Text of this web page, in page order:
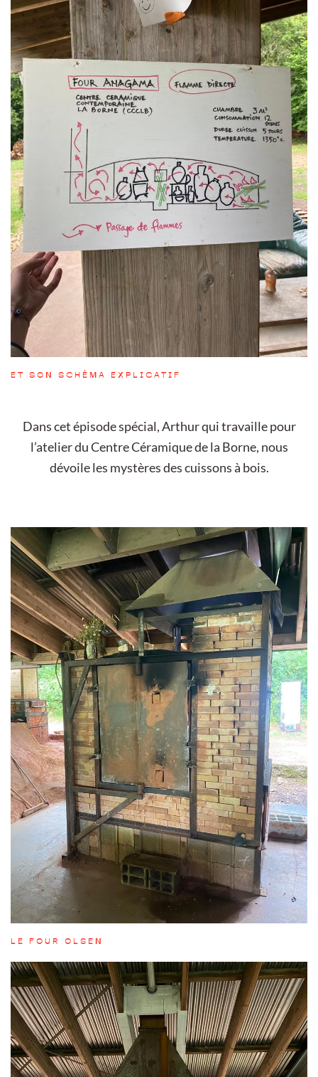
ET SON SCHÉMA EXPLICATIF
Dans cet épisode spécial, Arthur qui travaille pour
l’atelier du Centre Céramique de la Borne, nous
dévoile les mystères des cuissons à bois.
LE FOUR OLSEN